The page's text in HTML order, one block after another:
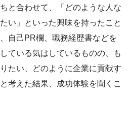
と合わせて、「どのような人な
い」といった興味を持ったこと
自己PR欄、職務経歴書などを
ている気はしているものの、も
たい、どのように企業に貢献す
考えた結果、成功体験を聞くこ